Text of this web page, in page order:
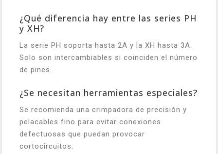
¿Qué diferencia hay entre las series PH
y XH?
La serie PH soporta hasta 2A y la XH hasta 3A.
Solo son intercambiables si coinciden el número
de pines.
¿Se necesitan herramientas especiales?
Se recomienda una crimpadora de precisión y
pelacables fino para evitar conexiones
defectuosas que puedan provocar
cortocircuitos.